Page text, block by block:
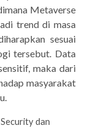
Metaverse
trend di masa
sesuai
tersebut. Data
maka dari
masyarakat
dan